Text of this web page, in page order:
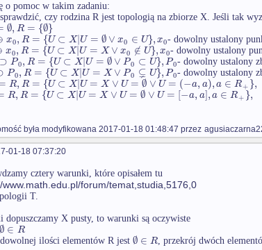
o pomoc w takim zadaniu:
czy rodzina R jest topologią na zbiorze X. Jeśli tak
∅,R = {∅}
x0,R = {U ⊂ X|U = ∅∨ x0 ∈ U},x0- dowolny ustalony
x0,R = {U ⊂ X|U = X ∨ x0 ∉ U},x0- dowolny ustalony
⊃ P0,R = {U ⊂ X|U = ∅∨ P0 ⊂ U},P0- dowolny ustalony
P0,R = {U ⊂ X|U = X ∨ P0 ⊊ U},P0- dowolny ustalony
R,R = {U ⊂ X|U = X ∨ U = ∅ ∨ U = (−a,a),a ∈ R+},
R,R = {U ⊂ X|U = X ∨ U = ∅ ∨ U = [−a,a],a ∈ R+},
była modyfikowana 2017-01-18 01:48:47 przez
01-18 07:37:20
cztery warunki, które opisałem tu
www.math.edu.pl/forum/temat,studia,5176,0
T.
dopuszczamy X pusty, to warunki są oczywiste
∅ ∈ R
ilości elementów R jest ∅ ∈ R, przekrój dwóch